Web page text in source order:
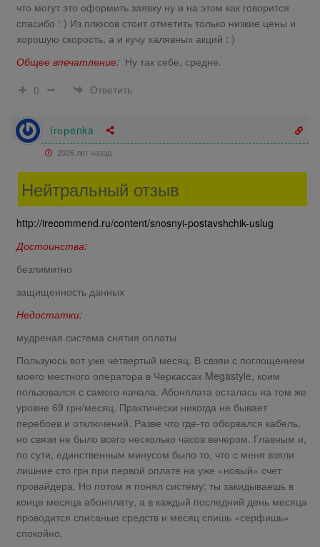
что могут это оформить заявку ну и на этом как говорится
спасибо : ) Из плюсов стоит отметить только низкие цены и
хорошую скорость, а и кучу халявных акций : )
Общее впечатление: Ну так себе, средне.
0
Ответить
Ігорenka
2026 лет назад
Нейтральный отзыв
http://irecommend.ru/content/snosnyi-postavshchik-uslug
Достоинства:
безлимитно
защищенность данных
Недостатки:
мудреная система снятия оплаты
Пользуюсь вот уже четвертый месяц. В свзяи с поглощением
моего местного оператора в Черкассах Megastyle, коим
пользовался с самого начала. Абонплата осталась на том же
уровне 69 грн/месяц. Практически никогда не бывает
перебоев и отключений. Разве что где-то оборвался кабель,
но связи не было всего несколько часов вечером. Главным и,
по сути, единственным минусом было то, что с меня взяли
лишние сто грн при первой оплате на уже «новый» счет
провайдера. Но потом я понял систему: ты закидываешь в
конце месяца абонплату, а в каждый последний день месяца
проводится списаные средств и месяц спишь «серфишь»
спокойно.